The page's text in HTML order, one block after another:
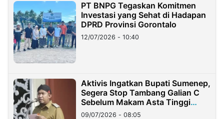
PT BNPG Tegaskan Komitmen
Investasi yang Sehat di Hadapan
DPRD Provinsi Gorontalo
12/07/2026 - 10:40
Aktivis Ingatkan Bupati Sumenep,
Segera Stop Tambang Galian C
Sebelum Makam Asta Tinggi
Longsor
09/07/2026 - 08:05